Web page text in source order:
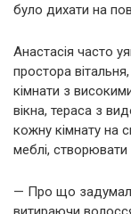
було дихати на
Анастасія часто
простора
кімнати з
вікна, тераса з
кожну кімнату на
меблі,
— Про що